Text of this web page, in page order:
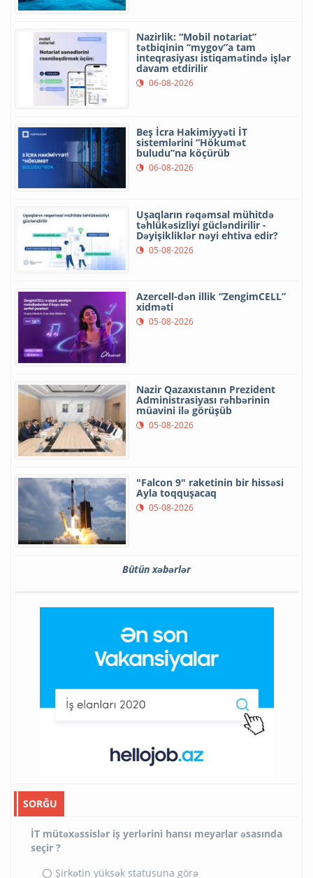
Nazirlik: “Mobil notariat”
tətbiqinin “mygov”a tam
inteqrasiyası istiqamətində işlər
davam etdirilir
06-08-2026
Beş İcra Hakimiyyəti İT
sistemlərini “Hökumət
buludu”na köçürüb
06-08-2026
Uşaqların rəqəmsal mühitdə
təhlükəsizliyi gücləndirilir -
Dəyişikliklər nəyi ehtiva edir?
05-08-2026
Azercell-dən illik “ZengimCELL”
xidməti
05-08-2026
Nazir Qazaxıstanın Prezident
Administrasiyası rəhbərinin
müavini ilə görüşüb
05-08-2026
"Falcon 9" raketinin bir hissəsi
Ayla toqquşacaq
05-08-2026
Bütün xəbərlər
SORĞU
İT mütəxəssislər iş yerlərini hansı meyarlar əsasında
seçir ?
Şirkətin yüksək statusuna görə